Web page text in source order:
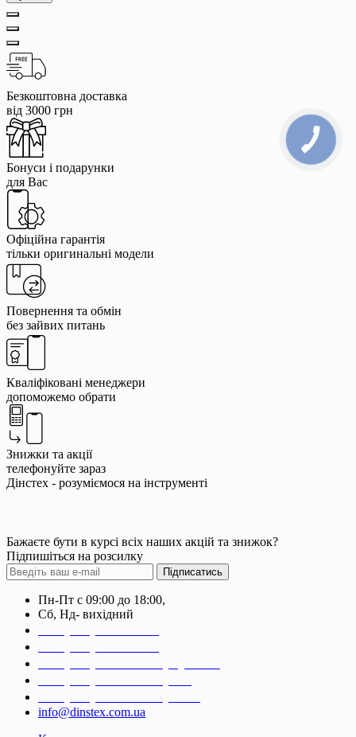
Безкоштовна доставка
від 3000 грн
Бонуси і подарунки
для Вас
Офіційна гарантія
тільки оригинальні модели
Повернення та обмін
без зайвих питань
Кваліфіковані менеджери
допоможемо обрати
Знижки та акції
телефонуйте зараз
Дінстех - розуміємося на інструменті
Бажаєте бути в курсі всіх наших акцій та знижок?
Підпишіться на розсилку
Підписатись
Пн-Пт с 09:00 до 18:00,
Сб, Нд- вихідний
info@dinstex.com.ua